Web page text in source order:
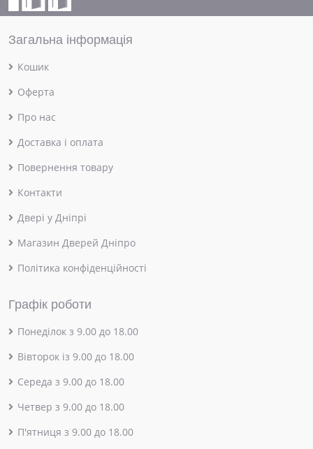
Загальна інформація
Кошик
Оферта
Про нас
Доставка і оплата
Повернення товару
Контакти
Двері у Дніпрі
Магазин Дверей Дніпро
Політика конфіденційності
Графік роботи
Понеділок з 9.00 до 18.00
Вівторок із 9.00 до 18.00
Середа з 9.00 до 18.00
Четвер з 9.00 до 18.00
П'ятниця з 9.00 до 18.00